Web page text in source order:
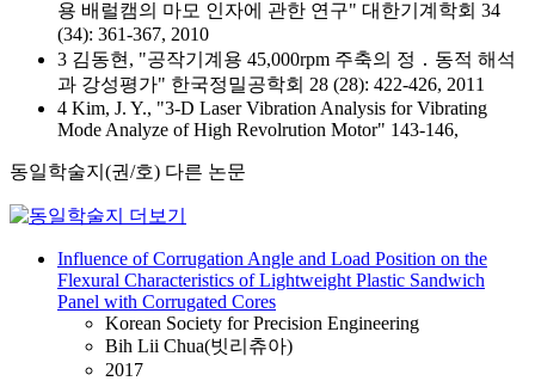
용 배럴캠의 마모 인자에 관한 연구" 대한기계학회 34
(34): 361-367, 2010
3 김동현, "공작기계용 45,000rpm 주축의 정 ․ 동적 해석
과 강성평가" 한국정밀공학회 28 (28): 422-426, 2011
4 Kim, J. Y., "3-D Laser Vibration Analysis for Vibrating
Mode Analyze of High Revolrution Motor" 143-146,
동일학술지(권/호) 다른 논문
Influence of Corrugation Angle and Load Position on the
Flexural Characteristics of Lightweight Plastic Sandwich
Panel with Corrugated Cores
Korean Society for Precision Engineering
Bih Lii Chua(빗리츄아)
2017